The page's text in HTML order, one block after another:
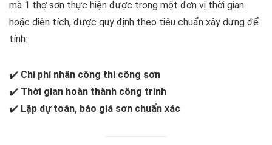
mà 1 thợ sơn thực hiện được trong một đơn vị thời gian
hoặc diện tích, được quy định theo tiêu chuẩn xây dựng để
tính:
✔️ Chi phí nhân công thi công sơn
✔️ Thời gian hoàn thành công trình
✔️ Lập dự toán, báo giá sơn chuẩn xác